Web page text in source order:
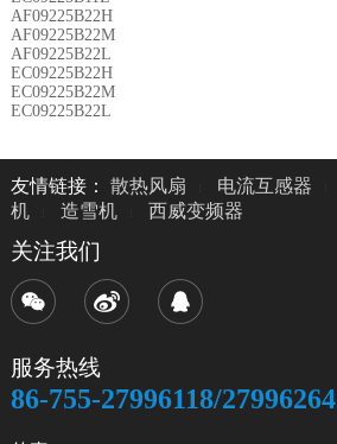
AF09225B22H
AF09225B22M
AF09225B22L
EC09225B22H
EC09225B22M
EC09225B22L
友情链接： 散热风扇 电流互感器
机
造雪机 西威变频器
关注我们
服务热线
86-755-27996118/27996264